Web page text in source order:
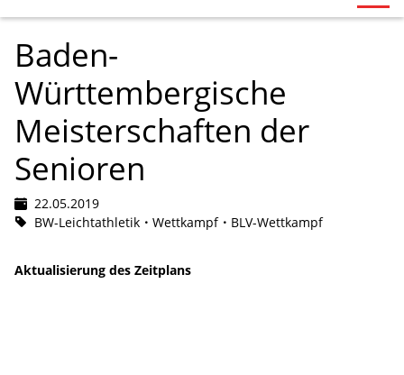
Baden-
Württembergische
Meisterschaften der
Senioren
22.05.2019
BW-Leichtathletik
Wettkampf BLV-Wettkampf
Aktualisierung des Zeitplans